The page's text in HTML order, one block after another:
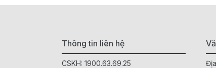
Thông tin liên hệ
CSKH: 1900.63.69.25